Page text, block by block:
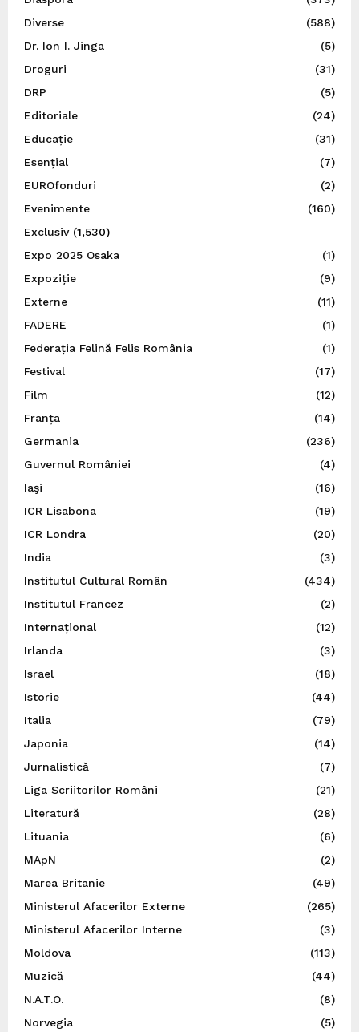
Diverse
(588)
Dr. Ion I. Jinga
(5)
Droguri
(31)
DRP
(5)
Editoriale
(24)
Educație
(31)
Esențial
(7)
EUROfonduri
(2)
Evenimente
(160)
Exclusiv(1,530)
Expo 2025 Osaka
(1)
Expoziție
(9)
Externe
(11)
FADERE
(1)
Federația Felină Felis România
(1)
Festival
(17)
Film
(12)
Franța
(14)
Germania
(236)
Guvernul României
(4)
Iaşi
(16)
ICR Lisabona
(19)
ICR Londra
(20)
India
(3)
Institutul Cultural Român
(434)
Institutul Francez
(2)
Internațional
(12)
Irlanda
(3)
Israel
(18)
Istorie
(44)
Italia
(79)
Japonia
(14)
Jurnalistică
(7)
Liga Scriitorilor Români
(21)
Literatură
(28)
Lituania
(6)
MApN
(2)
Marea Britanie
(49)
Ministerul Afacerilor Externe
(265)
Ministerul Afacerilor Interne
(3)
Moldova
(113)
Muzică
(44)
N.A.T.O.
(8)
Norvegia
(5)